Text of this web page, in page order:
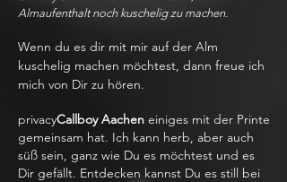
Almaufenthalt noch kuschelig zu machen.
Wenn du es dir mit mir auf der Alm
kuschelig machen möchtest, dann freue ich
mich von Dir zu hören.
privacyCallboy Aachen einiges mit der Printe
gemeinsam hat. Ich kann herb, aber auch
süß sein, ganz wie Du es möchtest und es
Dir gefällt. Entdecken kannst Du es still bei